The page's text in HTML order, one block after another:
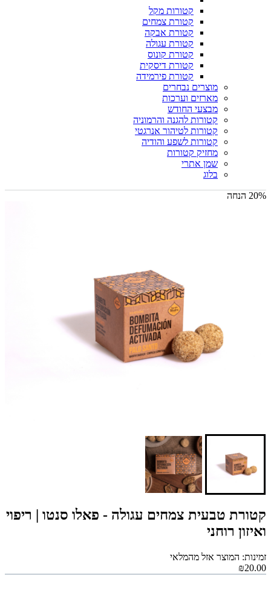
קטורות מקל
קטורת צמחים
קטורת אבקה
קטורת עגולה
קטורת קונוס
קטורת דיסקית
קטורת פירמידה
מוצרים נבחרים
מארזים וערכות
מבצעי החודש
קטורות להגנה והרמוניה
קטורות לטיהור אנרגטי
קטורות לשפע והודיה
מחזיק קטורות
שמן אתרי
בלוג
20% הנחה
קטורת טבעית צמחים עגולה - פאלו סנטו | ריפוי
ואיזון רוחני
זמינות: המוצר אזל מהמלאי
₪20.00